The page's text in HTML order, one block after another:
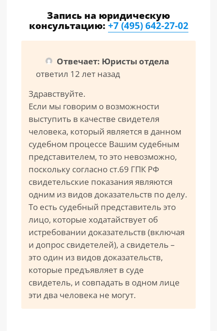
Запись на юридическую
консультацию:+7 (495) 642-27-02
Отвечает: Юристы отдела
ответил 12 лет назад
Здравствуйте.
Если мы говорим о возможности
выступить в качестве свидетеля
человека, который является в данном
судебном процессе Вашим судебным
представителем, то это невозможно,
поскольку согласно ст.69 ГПК РФ
свидетельские показания являются
одним из видов доказательств по делу.
То есть судебный представитель это
лицо, которые ходатайствует об
истребовании доказательств (включая
и допрос свидетелей), а свидетель –
это один из видов доказательств,
которые предъявляет в суде
свидетель, и совпадать в одном лице
эти два человека не могут.